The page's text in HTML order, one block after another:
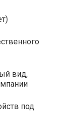
вид,
под